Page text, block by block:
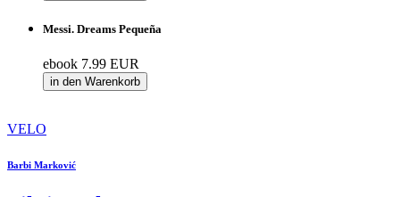
Messi. Dreams Pequeña
ebook 7.99 EUR
in den Warenkorb
VELO
Barbi Marković